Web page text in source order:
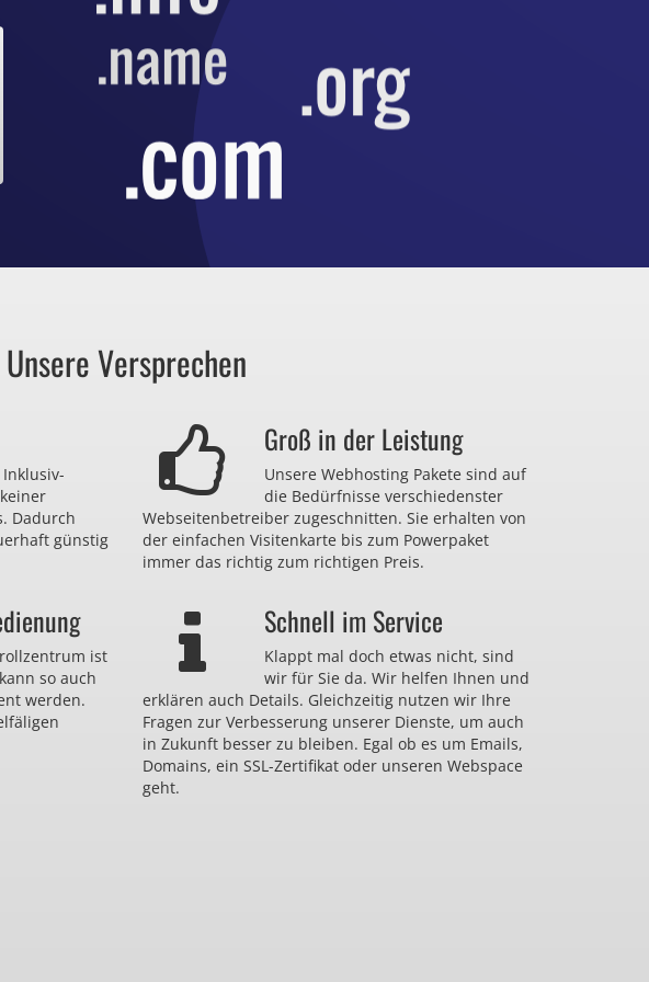
Unsere Versprechen
Dadurch
günstig
Groß in der Leistung
Unsere Webhosting Pakete sind auf
die Bedürfnisse verschiedenster
Webseitenbetreiber zugeschnitten. Sie erhalten von
der einfachen Visitenkarte bis zum Powerpaket
immer das richtig zum richtigen Preis.
ist
so auch
werden.
Schnell im Service
Klappt mal doch etwas nicht, sind
wir für Sie da. Wir helfen Ihnen und
erklären auch Details. Gleichzeitig nutzen wir Ihre
Fragen zur Verbesserung unserer Dienste, um auch
in Zukunft besser zu bleiben. Egal ob es um Emails,
Domains, ein SSL-Zertifikat oder unseren Webspace
geht.